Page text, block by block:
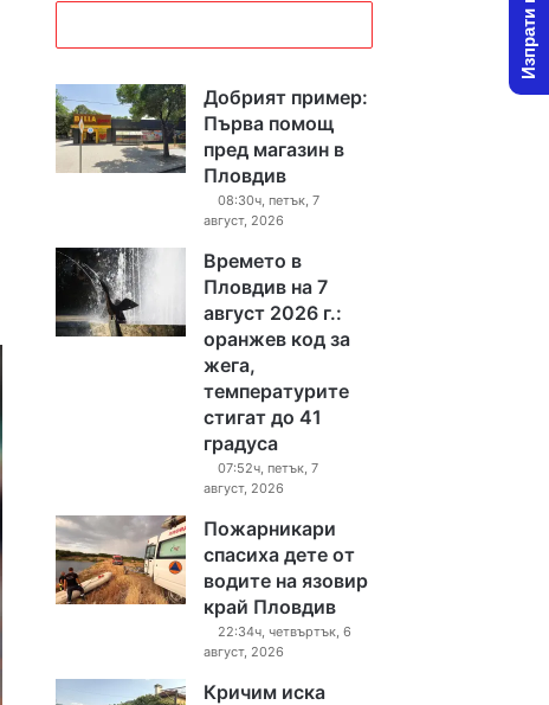
Добрият пример:
Първа помощ
пред магазин в
Пловдив
08:30ч, петък, 7
август, 2026
Времето в
Пловдив на 7
август 2026 г.:
оранжев код за
жега,
температурите
стигат до 41
градуса
07:52ч, петък, 7
август, 2026
Пожарникари
спасиха дете от
водите на язовир
край Пловдив
22:34ч, четвъртък, 6
август, 2026
Кричим иска